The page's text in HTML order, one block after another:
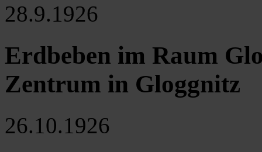
28.9.1926
Erdbeben im Raum
Zentrum in Gloggnitz
26.10.1926